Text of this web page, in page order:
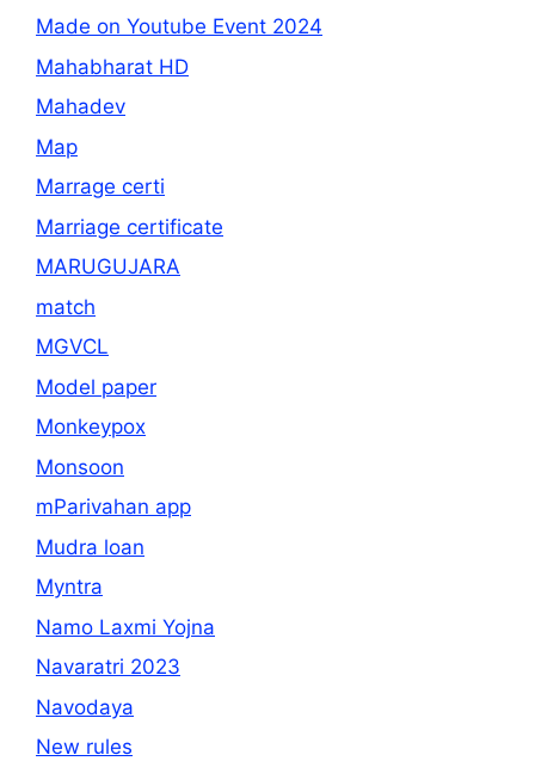
Made on Youtube Event 2024
Mahabharat HD
Mahadev
Map
Marrage certi
Marriage certificate
MARUGUJARA
match
MGVCL
Model paper
Monkeypox
Monsoon
mParivahan app
Mudra loan
Myntra
Namo Laxmi Yojna
Navaratri 2023
Navodaya
New rules